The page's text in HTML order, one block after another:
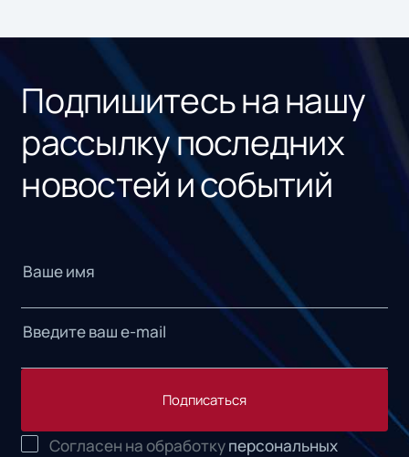
Подпишитесь на нашу
рассылку последних
новостей и событий
Подписаться
Согласен на обработкуперсональных